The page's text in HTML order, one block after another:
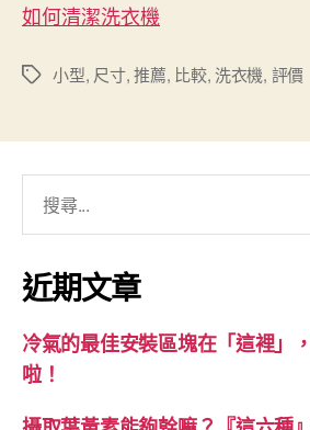
如何清潔洗衣機
標
小型, 尺寸,推薦, 比較,洗衣機, 評價
鍵
字:
近期文章
冷氣的最佳安裝區塊在「這裡」
啦！